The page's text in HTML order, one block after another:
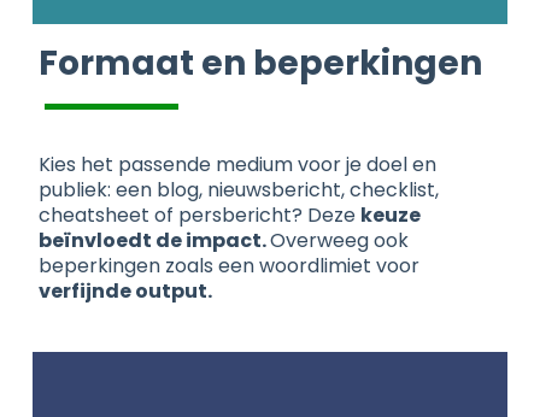
Formaat en beperkingen
Kies het passende medium voor je doel en
publiek: een blog, nieuwsbericht, checklist,
cheatsheet of persbericht? Deze keuze
beïnvloedt de impact.Overweeg ook
beperkingen zoals een woordlimiet voor
verfijnde output.